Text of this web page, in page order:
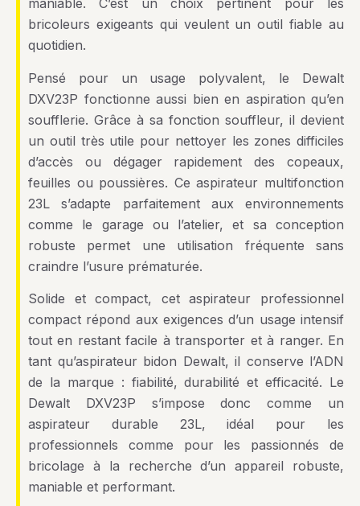
maniable. C’est un choix pertinent pour les
bricoleurs exigeants qui veulent un outil fiable au
quotidien.
Pensé pour un usage polyvalent, le Dewalt
DXV23P fonctionne aussi bien en aspiration qu’en
soufflerie. Grâce à sa fonction souffleur, il devient
un outil très utile pour nettoyer les zones difficiles
d’accès ou dégager rapidement des copeaux,
feuilles ou poussières. Ce aspirateur multifonction
23L s’adapte parfaitement aux environnements
comme le garage ou l’atelier, et sa conception
robuste permet une utilisation fréquente sans
craindre l’usure prématurée.
Solide et compact, cet aspirateur professionnel
compact répond aux exigences d’un usage intensif
tout en restant facile à transporter et à ranger. En
tant qu’aspirateur bidon Dewalt, il conserve l’ADN
de la marque : fiabilité, durabilité et efficacité. Le
Dewalt DXV23P s’impose donc comme un
aspirateur durable 23L, idéal pour les
professionnels comme pour les passionnés de
bricolage à la recherche d’un appareil robuste,
maniable et performant.